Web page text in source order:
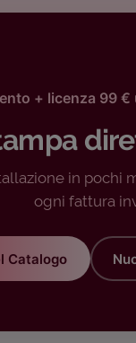
+ licenza 99
in pochi
ogni fattura
Catalogo